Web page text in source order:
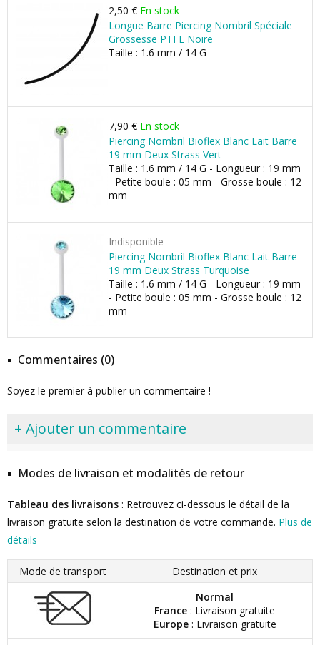
2,50 € En stock
Longue Barre Piercing Nombril Spéciale
Grossesse PTFE Noire
Taille : 1.6 mm / 14 G
7,90 € En stock
Piercing Nombril Bioflex Blanc Lait Barre
19 mm Deux Strass Vert
Taille : 1.6 mm / 14 G - Longueur : 19 mm
- Petite boule : 05 mm - Grosse boule : 12
mm
Indisponible
Piercing Nombril Bioflex Blanc Lait Barre
19 mm Deux Strass Turquoise
Taille : 1.6 mm / 14 G - Longueur : 19 mm
- Petite boule : 05 mm - Grosse boule : 12
mm
Commentaires (0)
Soyez le premier à publier un commentaire !
+ Ajouter un commentaire
Modes de livraison et modalités de retour
Tableau des livraisons : Retrouvez ci-dessous le détail de la
livraison gratuite selon la destination de votre commande. Plus de
détails
Mode de transport
Destination et prix
Normal
France : Livraison gratuite
Europe: Livraison gratuite